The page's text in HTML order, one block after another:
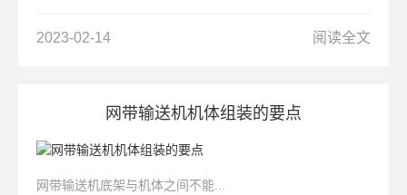
2023-02-14 阅读全文
网带输送机机体组装的要点
网带输送机底架与机体之间不能...